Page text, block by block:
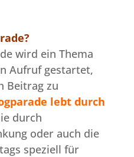
wird ein Thema
Aufruf gestartet,
Beitrag zu
lebt durch
durch
oder auch die
speziell für